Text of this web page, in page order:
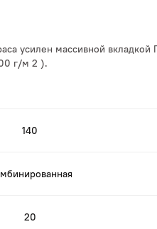
усилен массивной вкладкой
г/м 2 ).
140
20